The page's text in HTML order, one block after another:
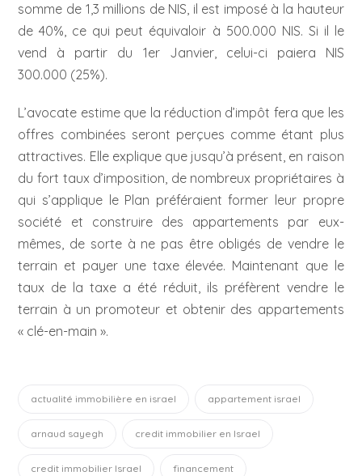
somme de 1,3 millions de NIS, il est imposé à la hauteur
de 40%, ce qui peut équivaloir à 500.000 NIS. Si il le
vend à partir du 1er Janvier, celui-ci paiera NIS
300.000 (25%).
L’avocate estime que la réduction d’impôt fera que les
offres combinées seront perçues comme étant plus
attractives. Elle explique que jusqu’à présent, en raison
du fort taux d’imposition, de nombreux propriétaires à
qui s’applique le Plan préféraient former leur propre
société et construire des appartements par eux-
mêmes, de sorte à ne pas être obligés de vendre le
terrain et payer une taxe élevée. Maintenant que le
taux de la taxe a été réduit, ils préfèrent vendre le
terrain à un promoteur et obtenir des appartements
« clé-en-main ».
actualité immobilière en israel appartement israel
arnaud sayegh credit immobilier en Israel
credit immobilier Israel financement